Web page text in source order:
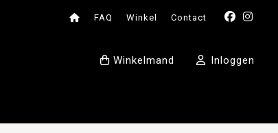
FAQ Winkel Contact
Inloggen
Winkelmand